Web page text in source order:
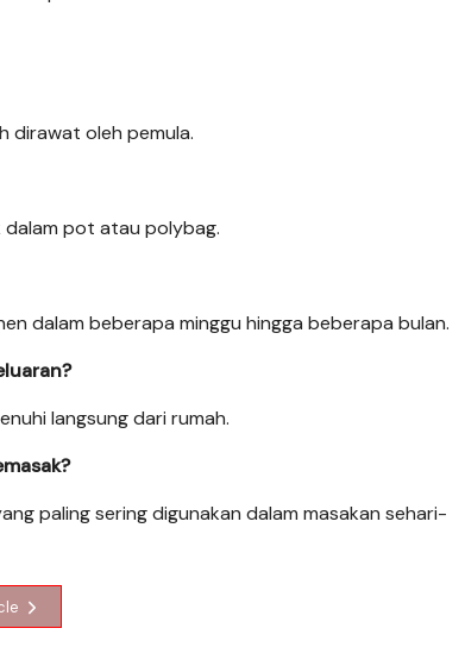
dirawat oleh pemula.
dalam pot atau polybag.
dalam beberapa minggu hingga beberapa bulan.
langsung dari rumah.
paling sering digunakan dalam masakan sehari-